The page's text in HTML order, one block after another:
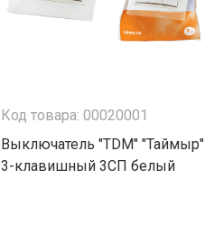
Код товара: 00020001
Выключатель "TDM" "Таймыр"
3-клавишный 3CП белый